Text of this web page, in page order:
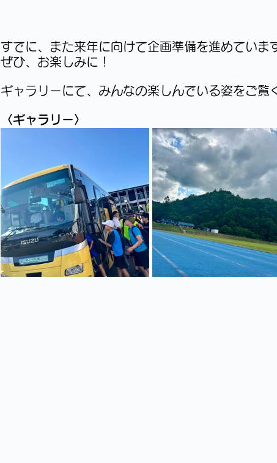
すでに、また来年に向けて企画準備を進めていま
ぜひ、お楽しみに！
ギャラリーにて、みんなの楽しんでいる姿をご覧
〈ギャラリー〉